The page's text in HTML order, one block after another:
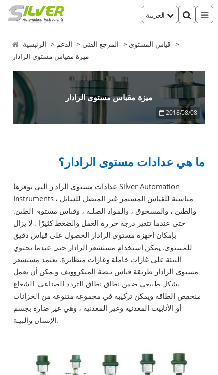
الرئيسية الدعم المرجع الفني
قياس المستوى
ميزة مقياس مستوى الرادار
ميزة مقياس مستوى الرادار
2018/08/08
ما هي عدادات مستوى الرادار؟
عدادات مستوى الرادار التي توفرها Silver Automation
Instruments مناسبة للقياس المستمر غير المتصل للسائل ،
والطين ، والمسحوق ، والمواد الصلبة ، وقياس مستوى الطين.
حتى عندما تتغير درجة حرارة العمل والضغط كثيرًا ، لا يزال
بإمكان أجهزة مستوى الرادار الحصول على قياس دقيق
للمستوى. يمكن استخدام مستشعر الرادار حتى عندما تحتوي
البيئة على غازات خاملة وغازات متطايرة. يعتمد مستشعر
مستوى الرادار طريقة قياس نبضة الميكروويف ويمكن أن يعمل
بشكل طبيعي ضمن نطاق نطاق التردد الصناعي. الشعاع
منخفض الطاقة ويمكن تركيبه في مجموعة متنوعة من الخزانات
أو الأنابيب المعدنية وغير المعدنية ، وهي غير ضارة بجسم
الإنسان والبيئة.